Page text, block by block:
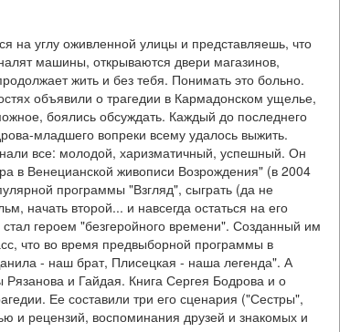
углу оживленной улицы и представляешь, что
машины, открываются двери магазинов,
жить и без тебя. Понимать это больно.
объявили о трагедии в Кармадонском ущелье,
боялись обсуждать. Каждый до последнего
младшего вопреки всему удалось выжить.
все: молодой, харизматичный, успешный. Он
в Венецианской живописи Возрождения" (в 2004
программы "Взгляд", сыграть (да не
начать второй... и навсегда остаться на его
героем "безгеройного времени". Созданный им
что во время предвыборной программы в
- наш брат, Плисецкая - наша легенда". А
и Гайдая. Книга Сергея Бодрова и о
Ее составили три его сценария ("Сестры",
и рецензий, воспоминания друзей и знакомых и